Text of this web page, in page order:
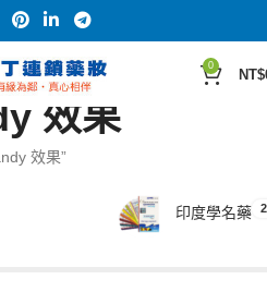
0
NT$
效果
效果”
印度學名藥